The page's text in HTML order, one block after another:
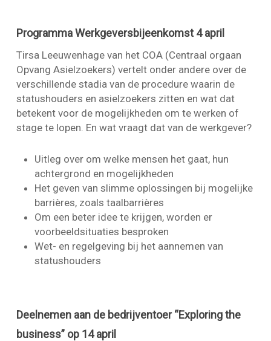
Programma Werkgeversbijeenkomst 4 april
Tirsa Leeuwenhage van het COA (Centraal orgaan
Opvang Asielzoekers) vertelt onder andere over de
verschillende stadia van de procedure waarin de
statushouders en asielzoekers zitten en wat dat
betekent voor de mogelijkheden om te werken of
stage te lopen. En wat vraagt dat van de werkgever?
Uitleg over om welke mensen het gaat, hun
achtergrond en mogelijkheden
Het geven van slimme oplossingen bij mogelijke
barrières, zoals taalbarrières
Om een beter idee te krijgen, worden er
voorbeeldsituaties besproken
Wet- en regelgeving bij het aannemen van
statushouders
Deelnemen aan de bedrijventoer “Exploring the
business” op 14 april